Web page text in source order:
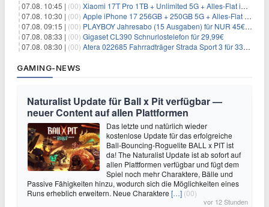
07.08. 10:45 | (00) Xiaomi 17T Pro 1TB + Unlimited 5G + Alles-Flat im o2 Netz für 29,99€/Monat – eff. 1,15€/Monat
07.08. 10:30 | (00) Apple iPhone 17 256GB + 250GB 5G + Alles-Flat im Telekom-Netz für 34€/Monat – eff. 6,29€/Monat
07.08. 09:15 | (00) PLAYBOY Jahresabo (15 Ausgaben) für NUR 45€ (statt 198€)
07.08. 08:33 | (00) Gigaset CL390 Schnurlostelefon für 29,99€
07.08. 08:30 | (00) Atera 022685 Fahrradträger Strada Sport 3 für 337,48€
GAMING-NEWS
Naturalist Update für Ball x Pit verfügbar —
neuer Content auf allen Plattformen
Das letzte und natürlich wieder
kostenlose Update für das erfolgreiche
Ball-Bouncing-Roguelite BALL x PIT ist
da! The Naturalist Update ist ab sofort auf
allen Plattformen verfügbar und fügt dem
Spiel noch mehr Charaktere, Bälle und
Passive Fähigkeiten hinzu, wodurch sich die Möglichkeiten eines
Runs erheblich erweitern. Neue Charaktere […] (00)
vor 12 Stunden